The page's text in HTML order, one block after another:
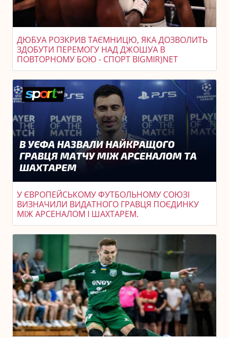
ДЮБУА РОЗКРИВ ТАЄМНИЦЮ, ЯКА ДОЗВОЛИТЬ
ЗДОБУТИ ПЕРЕМОГУ НАД ДЖОШУА В
ПОВТОРНОМУ БОЮ - СПОРТ BIGMIR)NET
У ЄВРОПЕЙСЬКОМУ ФУТБОЛЬНОМУ СОЮЗІ
ВИЗНАЧИЛИ ВИДАТНОГО ГРАВЦЯ ПОЄДИНКУ
МІЖ АРСЕНАЛОМ І ШАХТАРЕМ.